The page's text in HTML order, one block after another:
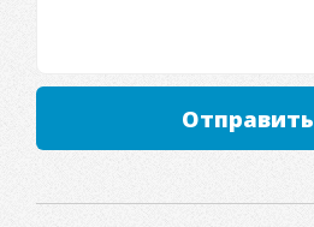
Отправить